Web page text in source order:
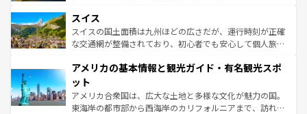
を参照してほしい。
は、お酒好きな人にはぜひ体験してほしい。 なお、新着の
ドイツ情報はコンテンツ一覧を参照してほしい。
リアごとに異なる魅力がある。また、優雅なアフタヌーン
ティー、ビール好きにはたまらない英国パブ、サッカー観
戦など、本場だからこそできる体験も豊富。イギリスを旅
ンツ一覧を参照してほしい。
スイス
スイスの国土面積は九州ほどの広さだが、運行時刻が正確
な交通網が整備されており、初心者でも安心して個人旅行
の建物がそのまま残る町や、スイスならではのユニークな
博物館もあり、アルプス観光だけでなく町歩きも満喫する
ことができる。国民の所得が高いため物価も高いが、旅行
者向けの交通パス提供のサービスもあり、うまく活用すれ
アメリカの基本情報と観光ガイド・有名観光スポ
ット
アメリカ合衆国は、広大な土地と多様な文化が魅力の国。
東海岸の都市部から西海岸のカリフォルニアまで、訪れる